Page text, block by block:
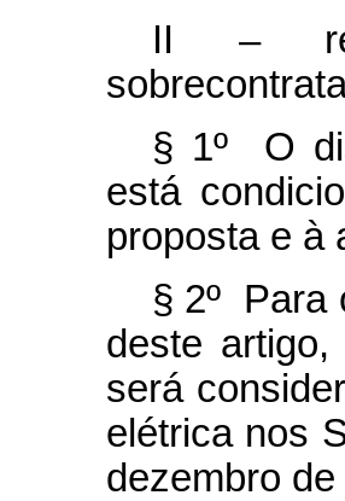
II –
§ 1º O
está
proposta e à
§ 2º Para
deste
será
elétrica nos
dezembro